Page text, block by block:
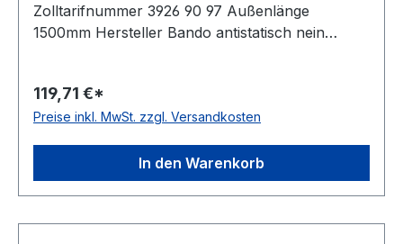
Zolltarifnummer 3926 90 97 Außenlänge
1500mm Hersteller Bando antistatisch nein
119,71 €*
Preise inkl. MwSt. zzgl. Versandkosten
In den Warenkorb